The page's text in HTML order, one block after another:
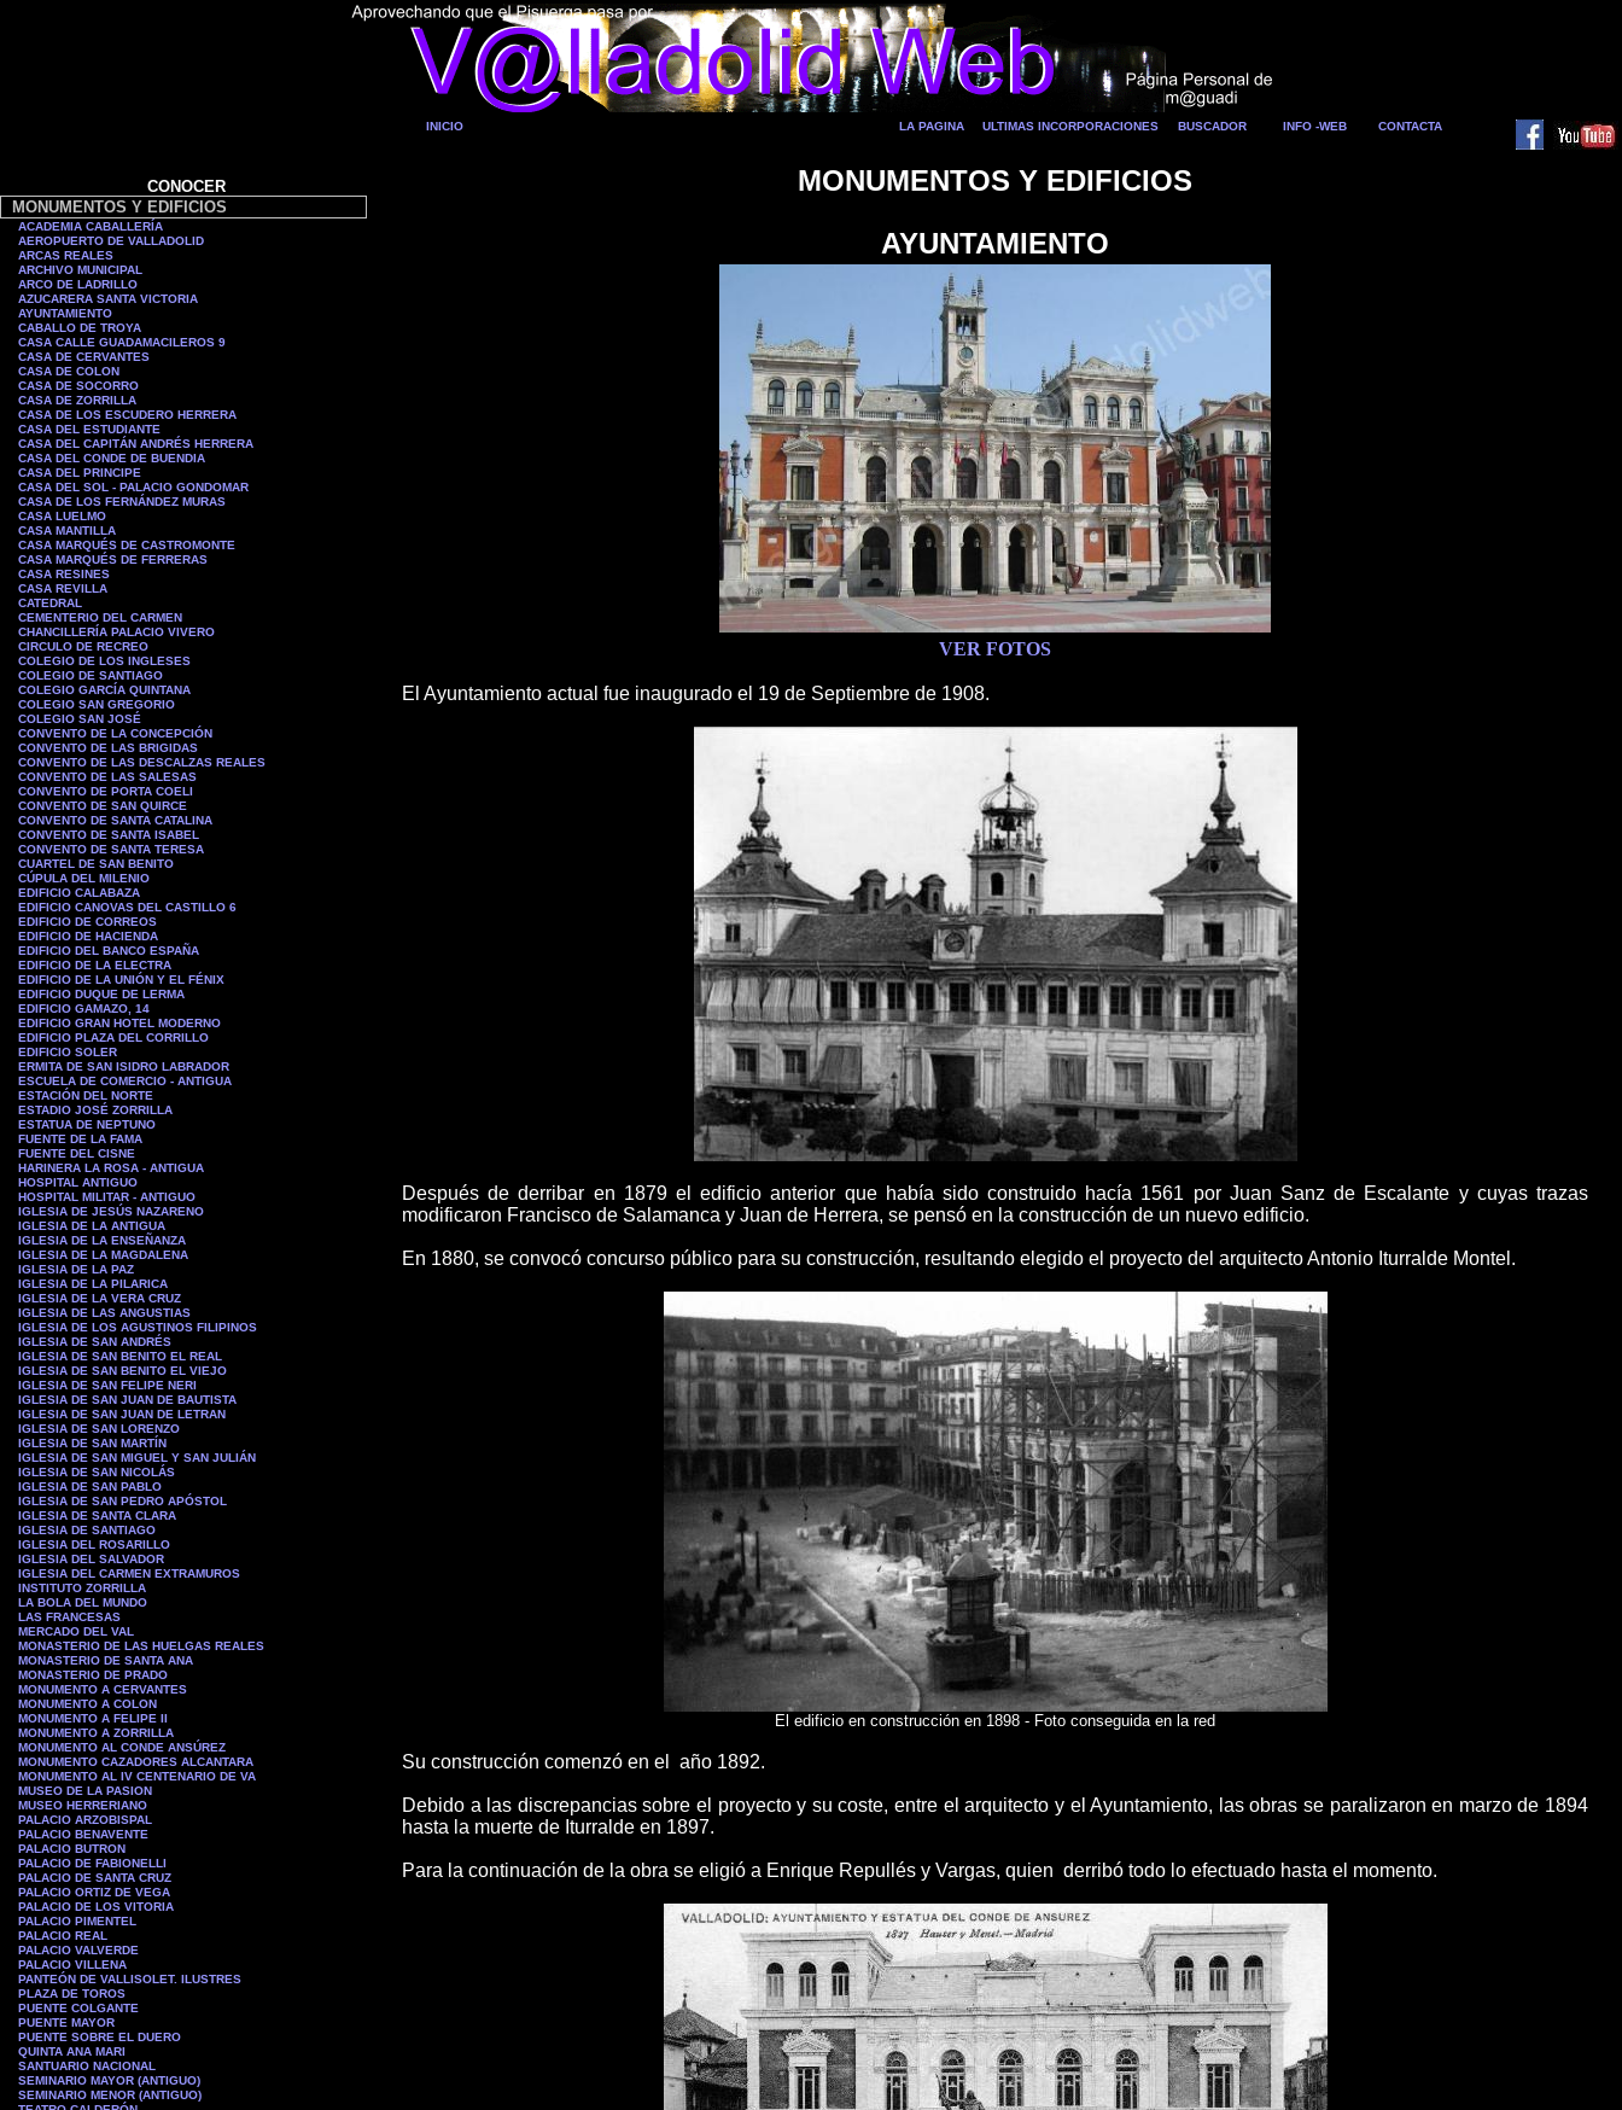
INICIO LA PAGINA ULTIMAS INCORPORACIONES BUSCADOR INFO -WEB CONTACTA
CONOCER
MONUMENTOS Y EDIFICIOS
ACADEMIA CABALLERÍA
AEROPUERTO DE VALLADOLID
ARCAS REALES
ARCHIVO MUNICIPAL
ARCO DE LADRILLO
AZUCARERA SANTA VICTORIA
AYUNTAMIENTO
CABALLO DE TROYA
CASA CALLE GUADAMACILEROS 9
CASA DE CERVANTES
CASA DE COLON
CASA DE SOCORRO
CASA DE ZORRILLA
CASA DE LOS ESCUDERO HERRERA
CASA DEL ESTUDIANTE
CASA DEL CAPITÁN ANDRÉS HERRERA
CASA DEL CONDE DE BUENDIA
CASA DEL PRINCIPE
CASA DEL SOL - PALACIO GONDOMAR
CASA DE LOS FERNÁNDEZ MURAS
CASA LUELMO
CASA MANTILLA
CASA MARQUÉS DE CASTROMONTE
CASA MARQUÉS DE FERRERAS
CASA RESINES
CASA REVILLA
CATEDRAL
CEMENTERIO DEL CARMEN
CHANCILLERÍA PALACIO VIVERO
CIRCULO DE RECREO
COLEGIO DE LOS INGLESES
COLEGIO DE SANTIAGO
COLEGIO GARCÍA QUINTANA
COLEGIO SAN GREGORIO
COLEGIO SAN JOSÉ
CONVENTO DE LA CONCEPCIÓN
CONVENTO DE LAS BRIGIDAS
CONVENTO DE LAS DESCALZAS REALES
CONVENTO DE LAS SALESAS
CONVENTO DE PORTA COELI
CONVENTO DE SAN QUIRCE
CONVENTO DE SANTA CATALINA
CONVENTO DE SANTA ISABEL
CONVENTO DE SANTA TERESA
CUARTEL DE SAN BENITO
CÚPULA DEL MILENIO
EDIFICIO CALABAZA
EDIFICIO CANOVAS DEL CASTILLO 6
EDIFICIO DE CORREOS
EDIFICIO DE HACIENDA
EDIFICIO DEL BANCO ESPAÑA
EDIFICIO DE LA ELECTRA
EDIFICIO DE LA UNIÓN Y EL FÉNIX
EDIFICIO DUQUE DE LERMA
EDIFICIO GAMAZO, 14
EDIFICIO GRAN HOTEL MODERNO
EDIFICIO PLAZA DEL CORRILLO
EDIFICIO SOLER
ERMITA DE SAN ISIDRO LABRADOR
ESCUELA DE COMERCIO - ANTIGUA
ESTACIÓN DEL NORTE
ESTADIO JOSÉ ZORRILLA
ESTATUA DE NEPTUNO
FUENTE DE LA FAMA
FUENTE DEL CISNE
HARINERA LA ROSA - ANTIGUA
HOSPITAL ANTIGUO
HOSPITAL MILITAR - ANTIGUO
IGLESIA DE JESÚS NAZARENO
IGLESIA DE LA ANTIGUA
IGLESIA DE LA ENSEÑANZA
IGLESIA DE LA MAGDALENA
IGLESIA DE LA PAZ
IGLESIA DE LA PILARICA
IGLESIA DE LA VERA CRUZ
IGLESIA DE LAS ANGUSTIAS
IGLESIA DE LOS AGUSTINOS FILIPINOS
IGLESIA DE SAN ANDRÉS
IGLESIA DE SAN BENITO EL REAL
IGLESIA DE SAN BENITO EL VIEJO
IGLESIA DE SAN FELIPE NERI
IGLESIA DE SAN JUAN DE BAUTISTA
IGLESIA DE SAN JUAN DE LETRAN
IGLESIA DE SAN LORENZO
IGLESIA DE SAN MARTÍN
IGLESIA DE SAN MIGUEL Y SAN JULIÁN
IGLESIA DE SAN NICOLÁS
IGLESIA DE SAN PABLO
IGLESIA DE SAN PEDRO APÓSTOL
IGLESIA DE SANTA CLARA
IGLESIA DE SANTIAGO
IGLESIA DEL ROSARILLO
IGLESIA DEL SALVADOR
IGLESIA DEL CARMEN EXTRAMUROS
INSTITUTO ZORRILLA
LA BOLA DEL MUNDO
LAS FRANCESAS
MERCADO DEL VAL
MONASTERIO DE LAS HUELGAS REALES
MONASTERIO DE SANTA ANA
MONASTERIO DE PRADO
MONUMENTO A CERVANTES
MONUMENTO A COLON
MONUMENTO A FELIPE II
MONUMENTO A ZORRILLA
MONUMENTO AL CONDE ANSÚREZ
MONUMENTO CAZADORES ALCANTARA
MONUMENTO AL IV CENTENARIO DE VA
MUSEO DE LA PASION
MUSEO HERRERIANO
PALACIO ARZOBISPAL
PALACIO BENAVENTE
PALACIO BUTRON
PALACIO DE FABIONELLI
PALACIO DE SANTA CRUZ
PALACIO ORTIZ DE VEGA
PALACIO DE LOS VITORIA
PALACIO PIMENTEL
PALACIO REAL
PALACIO VALVERDE
PALACIO VILLENA
PANTEÓN DE VALLISOLET. ILUSTRES
PLAZA DE TOROS
PUENTE COLGANTE
PUENTE MAYOR
PUENTE SOBRE EL DUERO
QUINTA ANA MARI
SANTUARIO NACIONAL
SEMINARIO MAYOR (ANTIGUO)
SEMINARIO MENOR (ANTIGUO)
MONUMENTOS Y EDIFICIOS
AYUNTAMIENTO
VER FOTOS
El Ayuntamiento actual fue inaugurado el 19 de Septiembre de 1908.
Después de derribar en 1879 el edificio anterior que había sido construido hacía 1561 por Juan Sanz de Escalante y cuyas trazas
modificaron Francisco de Salamanca y Juan de Herrera, se pensó en la construcción de un nuevo edificio.
En 1880, se convocó concurso público para su construcción, resultando elegido el proyecto del arquitecto Antonio Iturralde Montel.
El edificio en construcción en 1898 - Foto conseguida en la red
Su construcción comenzó en el año 1892.
Debido a las discrepancias sobre el proyecto y su coste, entre el arquitecto y el Ayuntamiento, las obras se paralizaron en marzo de 1894
hasta la muerte de Iturralde en 1897.
Para la continuación de la obra se eligió a Enrique Repullés y Vargas, quien derribó todo lo efectuado hasta el momento.